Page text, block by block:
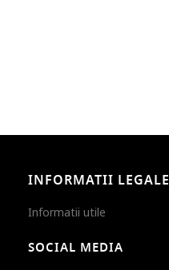
INFORMATII LEGALE
Informatii utile
SOCIAL MEDIA